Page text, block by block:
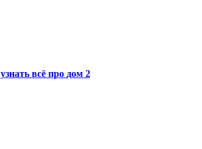
узнать всё про дом 2